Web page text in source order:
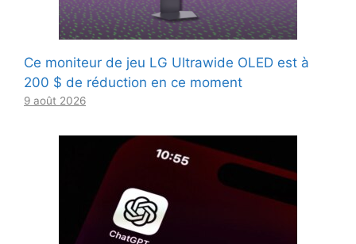
Ce moniteur de jeu LG Ultrawide OLED est à
200 $ de réduction en ce moment
9 août 2026